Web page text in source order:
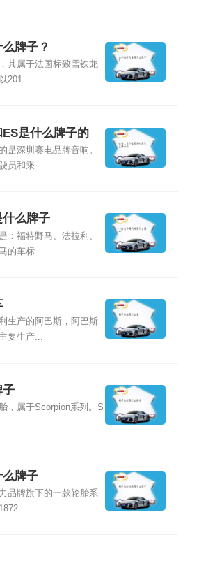
牌子？
其属于法国标致雪铁龙
201...
是什么牌子的
是深圳赛电品牌音响。
员和乘...
么牌子
：福特野马、法拉利、
的车标...
生产的阿巴斯，阿巴斯
要生产...
子
，属于Scorpion系列。S
牌子
品牌旗下的一款轮胎系